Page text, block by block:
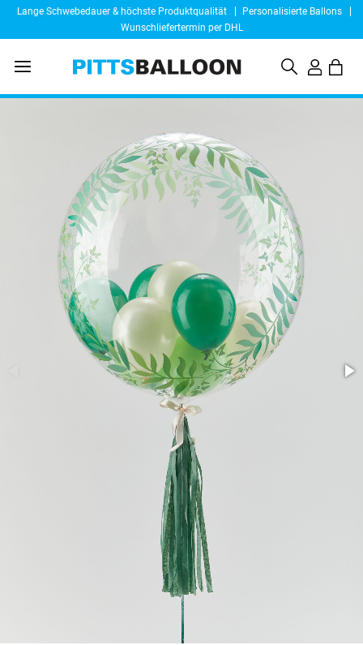
Lange Schwebedauer & höchste Produktqualität
Personalisierte Ballons
Wunschliefertermin per DHL